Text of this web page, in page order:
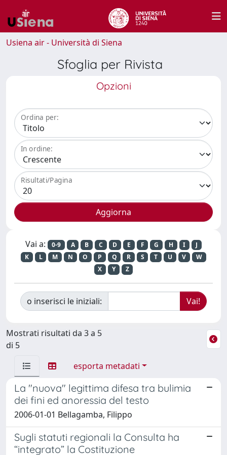
Usiena air - Università di Siena
Sfoglia per Rivista
Opzioni
Ordina per:
In ordine:
Risultati/Pagina
Vai a: 0-9 A B C D E F G H I
J
K
L M N O P Q R S T U V
W
X
Y Z
o inserisci le iniziali:
Mostrati risultati da 3 a 5
di 5
esporta metadati
La "nuova" legittima difesa tra bulimia
dei fini ed anoressia del testo
2006-01-01 Bellagamba, Filippo
Sugli statuti regionali la Consulta ha
“integrato” la Costituzione